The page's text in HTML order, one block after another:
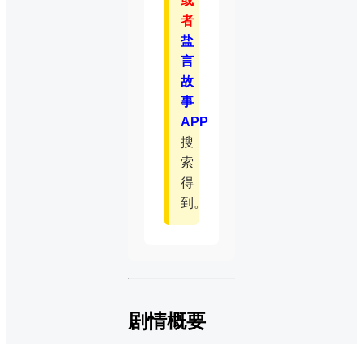
者
盐
言
故
事
APP
搜
索
得
到。
剧情概要